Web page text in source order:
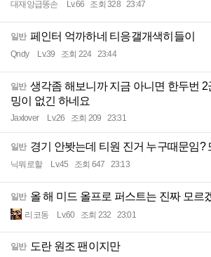
대재앙급똥손 Lv.66 조회 328 23:47
일반 페인터 억까하네 티응갤개색히들이
Qndy Lv.39 조회 224 23:44
일반 생각좀 해보니까 지금 아니면 한두번 2
밍이 없긴 하네요
Jaxlover Lv.26 조회 209 23:31
일반 경기 안봣는데 티원 진거 누구때문임?
닉뭐로할 Lv.45 조회 647 23:13
일반 올 해 미드 올프로 퍼스트는 진짜 모르
리코동 Lv.60 조회 232 23:01
일반 도란 원조 팬이지만